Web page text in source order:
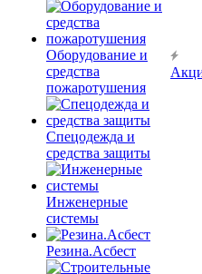
Оборудование и
средства
пожаротушения
Спецодежда и
средства защиты
Инженерные
системы
Резина.Асбест